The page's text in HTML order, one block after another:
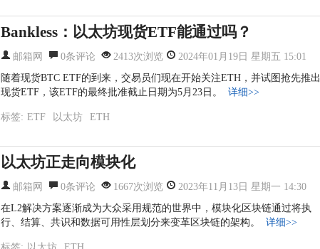
Bankless：以太坊现货ETF能通过吗？
邮箱网 0条评论 2413次浏览
2024年01月19日 星期五 15:01
随着现货BTC ETF的到来，交易员们现在开始关注ETH，并试图抢先推出
现货ETF，该ETF的最终批准截止日期为5月23日。
详细>>
标签: ETF 以太坊 ETH
以太坊正走向模块化
邮箱网 0条评论 1667次浏览
2023年11月13日 星期一 14:30
在L2解决方案逐渐成为大众采用规范的世界中，模块化区块链通过将执
行、结算、共识和数据可用性层划分来变革区块链的架构。
详细>>